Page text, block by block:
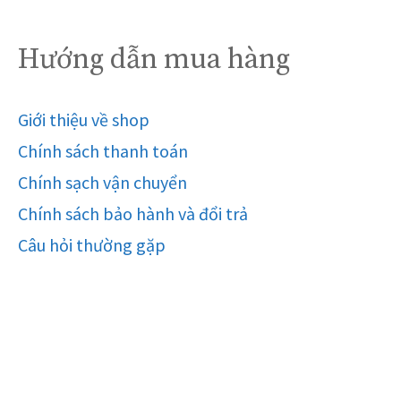
Hướng dẫn mua hàng
Giới thiệu về shop
Chính sách thanh toán
Chính sạch vận chuyển
Chính sách bảo hành và đổi trả
Câu hỏi thường gặp